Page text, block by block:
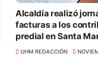
Alcaldía realizó
facturas a los
predial en Santa
UHM REDACCIÓN